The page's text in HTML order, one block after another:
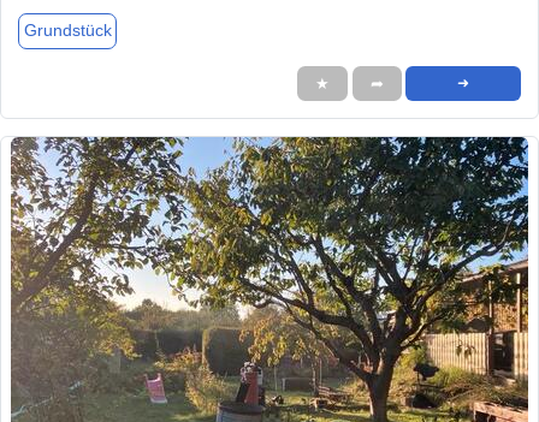
Grundstück
★ ➦ ➜